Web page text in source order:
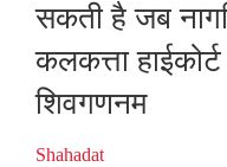
सकती है जब
कलकत्ता
शिवगणनम
Shahadat